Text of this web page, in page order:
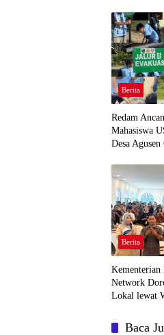
Berita
Redam
Mahasiswa
Desa
Berita
Network
Lokal lewat
Baca